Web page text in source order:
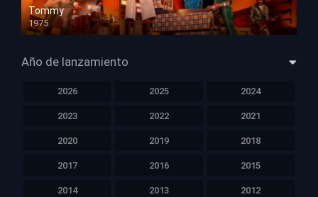
Tommy
1975
HD 1080p
Año de lanzamiento
2026 2025 2024
2023 2022 2021
2020 2019 2018
2017 2016 2015
2014 2013 2012